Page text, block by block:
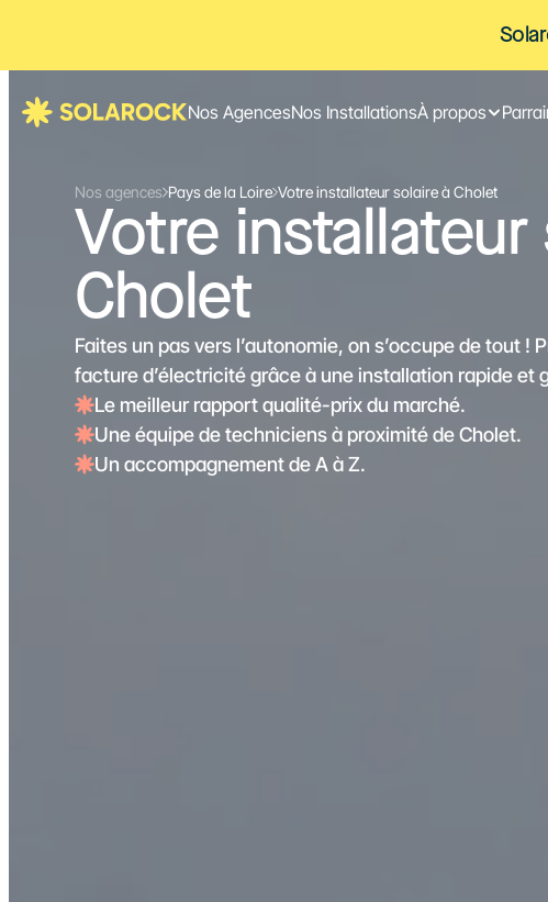
Nos AgencesNos InstallationsÀ propos
Nos agences Pays de la Loire Votre installateur solaire à Cholet
Votre installateur
Cholet
Faites un pas vers l’autonomie, on s’occupe de tout
facture d’électricité grâce à une installation rapide et
Le meilleur rapport qualité-prix du marché.
Une équipe de techniciens à proximité de Cholet.
Un accompagnement de A à Z.